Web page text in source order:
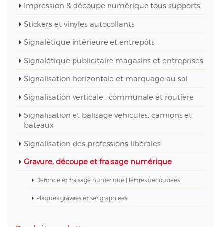
Impression & découpe numérique tous supports
Stickers et vinyles autocollants
Signalétique intérieure et entrepôts
Signalétique publicitaire magasins et entreprises
Signalisation horizontale et marquage au sol
Signalisation verticale , communale et routière
Signalisation et balisage véhicules, camions et
bateaux
Signalisation des professions libérales
Gravure, découpe et fraisage numérique
Défonce et fraisage numérique | lettres découpées
Plaques gravées et sérigraphiées